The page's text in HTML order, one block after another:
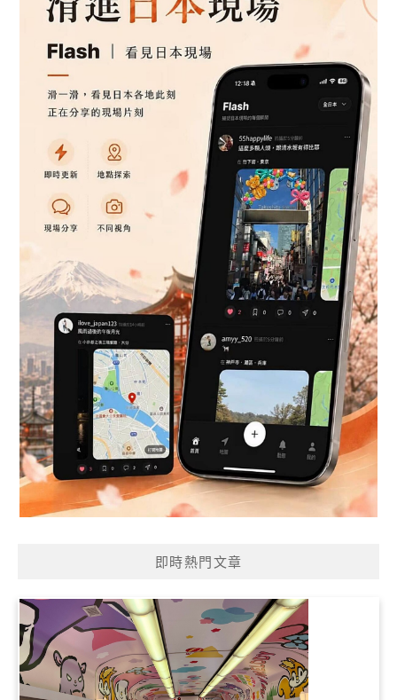
即時熱門文章